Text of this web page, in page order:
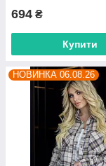
694 ₴
Купити
НОВИНКА 06.08.26